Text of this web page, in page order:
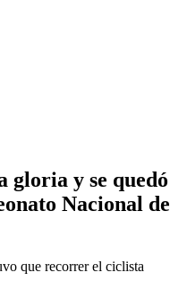
gloria y se quedó
Nacional de
que recorrer el ciclista